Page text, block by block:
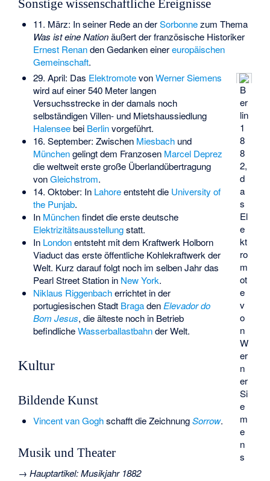
Sonstige wissenschaftliche Ereignisse
11. März: In seiner Rede an derSorbonnezum Thema
Was ist eine Nationäußert der französische Historiker
Ernest Renanden Gedanken einereuropäischen
Gemeinschaft.
B
er
lin
1
8
8
2,
d
a
s
El
e
kt
ro
m
ot
e
v
o
n
W
er
n
er
Si
e
m
e
n
s
29. April: Das ElektromotevonWerner Siemens
wird auf einer 540 Meter langen
Versuchsstrecke in der damals noch
selbständigen Villen- und Mietshaussiedlung
Halenseebei Berlinvorgeführt.
16. September: Zwischen Miesbachund
Münchengelingt dem Franzosen Marcel Deprez
die weltweit erste große Überlandübertragung
vonGleichstrom.
14. Oktober: In Lahoreentsteht die University of
the Punjab.
In Münchenfindet die erste deutsche
Elektrizitätsausstellungstatt.
In Londonentsteht mit dem Kraftwerk Holborn
Viaductdas erste öffentliche Kohlekraftwerk der
Welt. Kurz darauf folgt noch im selben Jahr das
Pearl Street Stationin New York.
Niklaus Riggenbacherrichtet in der
portugiesischen Stadt Bragaden Elevador do
Bom Jesus, die älteste noch in Betrieb
befindlicheWasserballastbahnder Welt.
Kultur
Bildende Kunst
Vincent van Goghschafft die ZeichnungSorrow.
Musik und Theater
→Hauptartikel:Musikjahr 1882